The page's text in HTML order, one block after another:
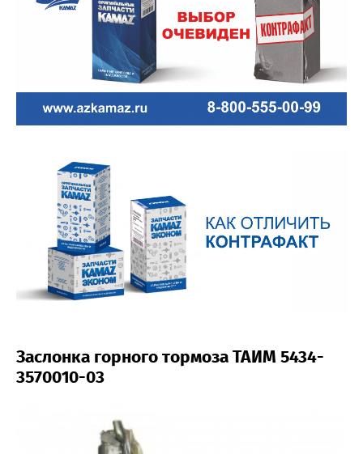
Заслонка горного тормоза ТАИМ 5434-
3570010-03